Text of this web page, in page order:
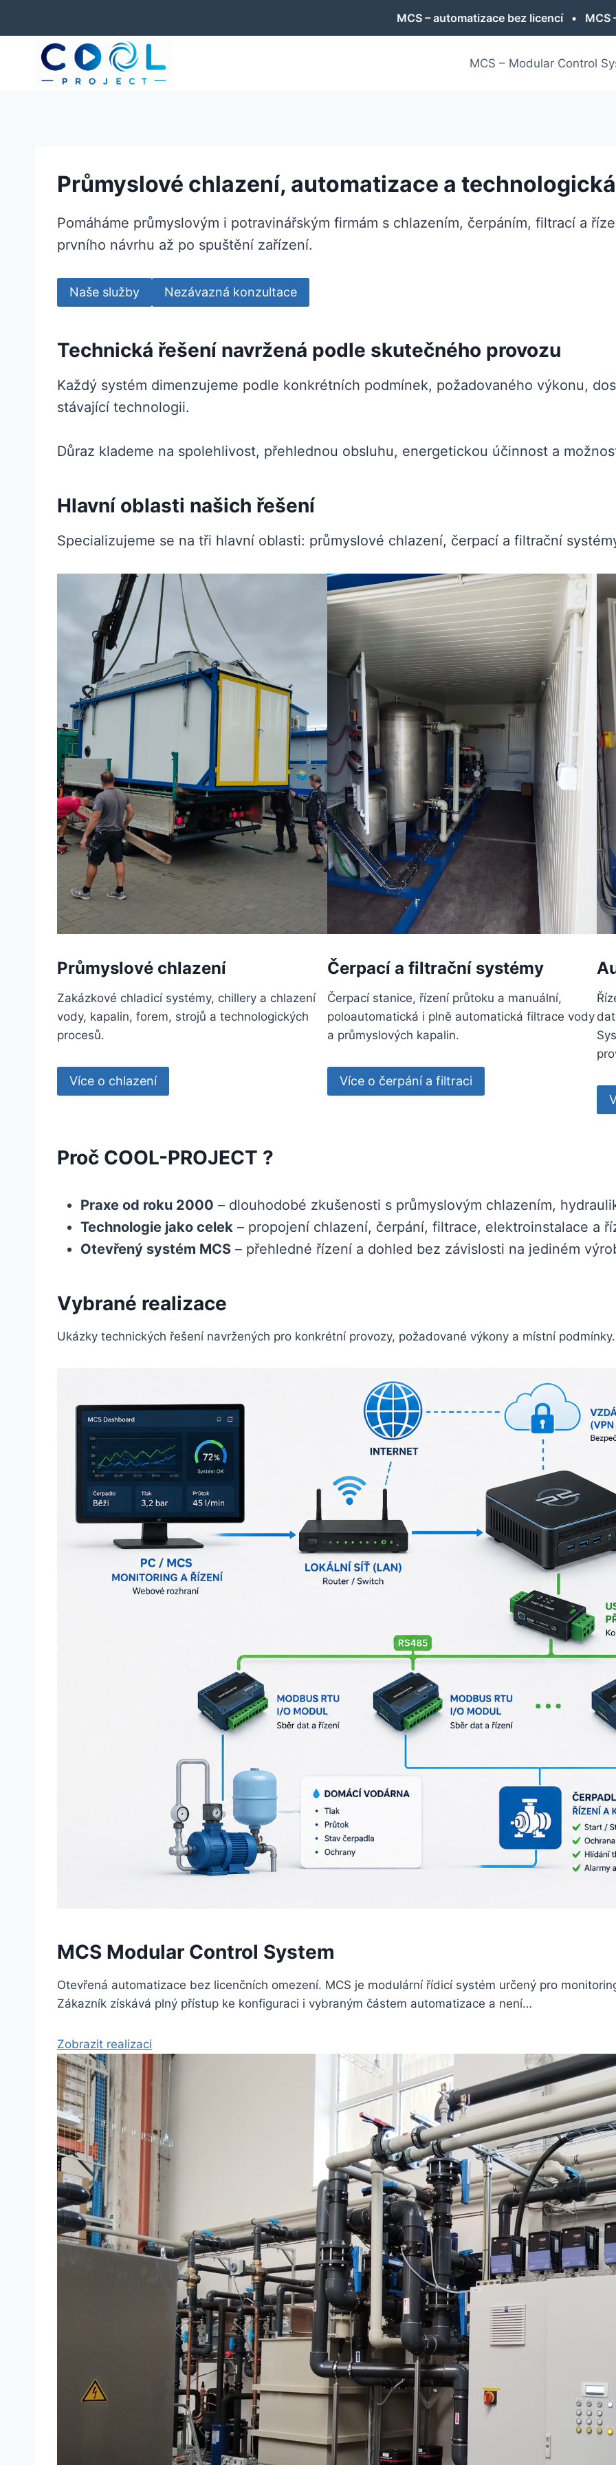
MCS – automatizace bez licencí • MCS – neomezený počet
Přeskočit
MCS – Modular Control
Průmyslové chlazení, automatizace a
Pomáháme průmyslovým i potravinářským firmám s chlazením, čerpáním, filtrací a
prvního návrhu až po spuštění zařízení.
Naše služby Nezávazná konzultace
Technická řešení navržená podle skutečného provozu
Každý systém dimenzujeme podle konkrétních podmínek, požadovaného výkonu,
stávající technologii.
Důraz klademe na spolehlivost, přehlednou obsluhu, energetickou účinnost a
Hlavní oblasti našich řešení
Specializujeme se na tři hlavní oblasti: průmyslové chlazení, čerpací a filtrační
Průmyslové chlazení
Zakázkové chladicí systémy, chillery a chlazení
vody, kapalin, forem, strojů a technologických
procesů.
Více o chlazení
Čerpací a filtrační systémy
Čerpací stanice, řízení průtoku a manuální,
poloautomatická i plně automatická filtrace vody
a průmyslových kapalin.
Více o čerpání a filtraci
Proč COOL-PROJECT ?
Praxe od roku 2000 – dlouhodobé zkušenosti s průmyslovým chlazením,
Technologie jako celek – propojení chlazení, čerpání, filtrace, elektroinstalace a
Otevřený systém MCS – přehledné řízení a dohled bez závislosti na jediném
Vybrané realizace
Ukázky technických řešení navržených pro konkrétní provozy, požadované výkony a místní podmínky.
MCS Modular Control System
Otevřená automatizace bez licenčních omezení. MCS je modulární řídicí systém určený pro
Zákazník získává plný přístup ke konfiguraci i vybraným částem automatizace a není…
Zobrazit realizaci